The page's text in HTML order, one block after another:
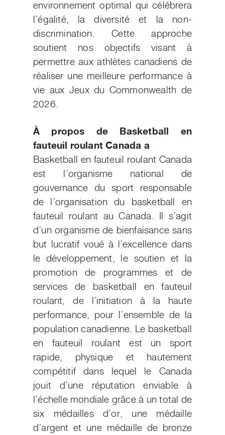
environnement optimal qui célébrera
l’égalité, la diversité et la non-
discrimination. Cette approche
soutient nos objectifs visant à
permettre aux athlètes canadiens de
réaliser une meilleure performance à
vie aux Jeux du Commonwealth de
2026.
À propos de Basketball en
fauteuil roulant Canada a
Basketball en fauteuil roulant Canada
est l’organisme national de
gouvernance du sport responsable
de l’organisation du basketball en
fauteuil roulant au Canada. Il s’agit
d’un organisme de bienfaisance sans
but lucratif voué à l’excellence dans
le développement, le soutien et la
promotion de programmes et de
services de basketball en fauteuil
roulant, de l’initiation à la haute
performance, pour l’ensemble de la
population canadienne. Le basketball
en fauteuil roulant est un sport
rapide, physique et hautement
compétitif dans lequel le Canada
jouit d’une réputation enviable à
l’échelle mondiale grâce à un total de
six médailles d’or, une médaille
d’argent et une médaille de bronze